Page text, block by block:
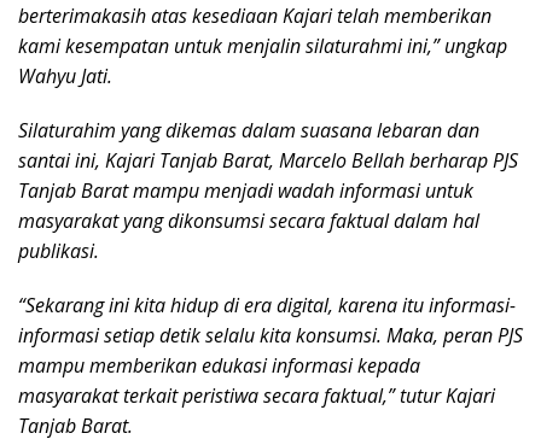
berterimakasih atas kesediaan Kajari telah memberikan
kami kesempatan untuk menjalin silaturahmi ini,” ungkap
Wahyu Jati.
Silaturahim yang dikemas dalam suasana lebaran dan
santai ini, Kajari Tanjab Barat, Marcelo Bellah berharap PJS
Tanjab Barat mampu menjadi wadah informasi untuk
masyarakat yang dikonsumsi secara faktual dalam hal
publikasi.
“Sekarang ini kita hidup di era digital, karena itu informasi-
informasi setiap detik selalu kita konsumsi. Maka, peran PJS
mampu memberikan edukasi informasi kepada
masyarakat terkait peristiwa secara faktual,” tutur Kajari
Tanjab Barat.